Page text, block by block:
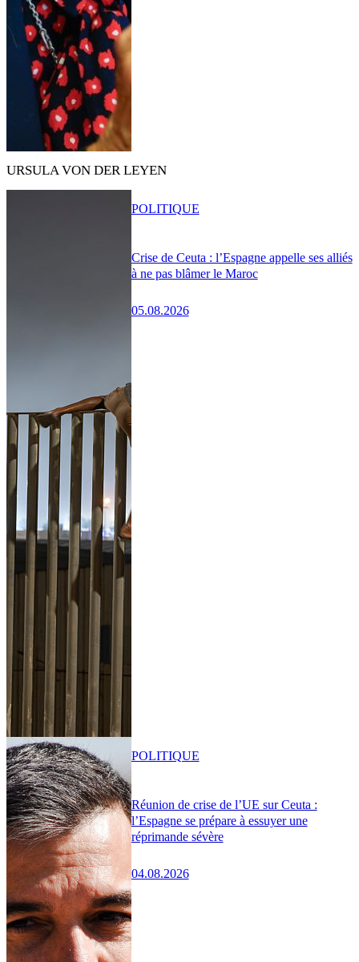
URSULA VON DER LEYEN
Crise de Ceuta : l’Espagne appelle ses alliés
à ne pas blâmer le Maroc
05.08.2026
POLITIQUE
Réunion de crise de l’UE sur Ceuta :
l’Espagne se prépare à essuyer une
réprimande sévère
04.08.2026
POLITIQUE